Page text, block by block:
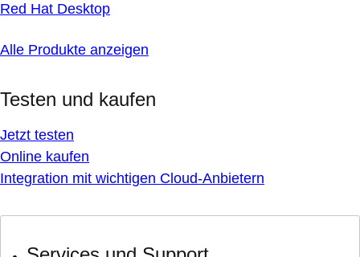
Red Hat Desktop
Alle Produkte anzeigen
Testen und kaufen
Jetzt testen
Online kaufen
Integration mit wichtigen Cloud-Anbietern